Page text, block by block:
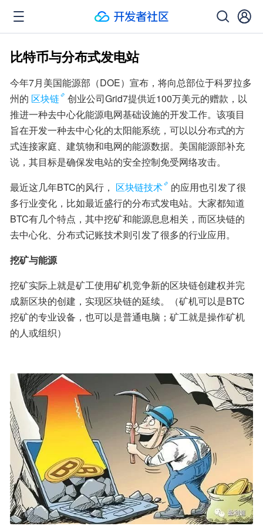
比特币与分布式发电站
今年7月美国能源部（DOE）宣布，将向总部位于科罗拉多
州的 区块链
创业公司Grid7提供近100万美元的赠款，以
推进一种去中心化能源电网基础设施的开发工作。该项目
旨在开发一种去中心化的太阳能系统，可以以分布式的方
式连接家庭、建筑物和电网的能源数据。美国能源部补充
说，其目标是确保发电站的安全控制免受网络攻击。
最近这几年BTC的风行， 区块链技术
的应用也引发了很
多行业变化，比如最近盛行的分布式发电站。大家都知道
BTC有几个特点，其中挖矿和能源息息相关，而区块链的
去中心化、分布式记账技术则引发了很多的行业应用。
挖矿与能源
挖矿实际上就是矿工使用矿机竞争新的区块链创建权并完
成新区块的创建，实现区块链的延续。（矿机可以是BTC
挖矿的专业设备，也可以是普通电脑；矿工就是操作矿机
的人或组织）